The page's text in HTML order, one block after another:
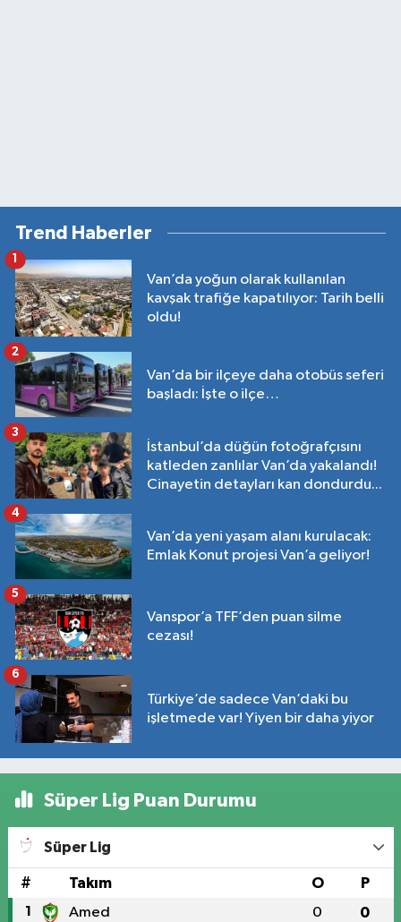
Trend Haberler
Van’da yoğun olarak kullanılan
kavşak trafiğe kapatılıyor: Tarih belli
oldu!
1
Van’da bir ilçeye daha otobüs seferi
başladı: İşte o ilçe…
2
İstanbul’da düğün fotoğrafçısını
katleden zanlılar Van’da yakalandı!
Cinayetin detayları kan dondurdu...
3
Van’da yeni yaşam alanı kurulacak:
Emlak Konut projesi Van’a geliyor!
4
Vanspor’a TFF’den puan silme
cezası!
5
Türkiye’de sadece Van’daki bu
işletmede var! Yiyen bir daha yiyor
6
Süper Lig Puan Durumu
Süper Lig
# Takım O P
1 Amed 0 0